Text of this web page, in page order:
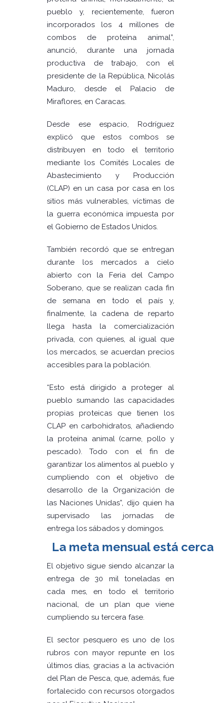
pueblo y, recientemente, fueron
incorporados los 4 millones de
combos de proteína animal”,
anunció, durante una jornada
productiva de trabajo, con el
presidente de la República, Nicolás
Maduro, desde el Palacio de
Miraflores, en Caracas.
Desde ese espacio, Rodríguez
explicó que estos combos se
distribuyen en todo el territorio
mediante los Comités Locales de
Abastecimiento y Producción
(CLAP) en un casa por casa en los
sitios más vulnerables, víctimas de
la guerra económica impuesta por
el Gobierno de Estados Unidos.
También recordó que se entregan
durante los mercados a cielo
abierto con la Feria del Campo
Soberano, que se realizan cada fin
de semana en todo el país y,
finalmente, la cadena de reparto
llega hasta la comercialización
privada, con quienes, al igual que
los mercados, se acuerdan precios
accesibles para la población.
“Esto está dirigido a proteger al
pueblo sumando las capacidades
propias proteicas que tienen los
CLAP en carbohidratos, añadiendo
la proteína animal (carne, pollo y
pescado). Todo con el fin de
garantizar los alimentos al pueblo y
cumpliendo con el objetivo de
desarrollo de la Organización de
las Naciones Unidas”, dijo quien ha
supervisado las jornadas de
entrega los sábados y domingos.
La meta mensual está cerca
El objetivo sigue siendo alcanzar la
entrega de 30 mil toneladas en
cada mes, en todo el territorio
nacional, de un plan que viene
cumpliendo su tercera fase.
El sector pesquero es uno de los
rubros con mayor repunte en los
últimos días, gracias a la activación
del Plan de Pesca, que, además, fue
fortalecido con recursos otorgados